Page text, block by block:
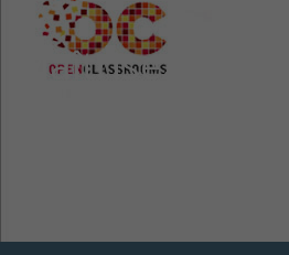
Maîtrisez
financière de